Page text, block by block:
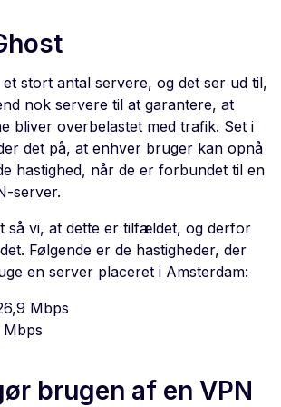
stort antal servere, og det ser ud til,
nok servere til at garantere, at
bliver overbelastet med trafik. Set i
det på, at enhver bruger kan opnå
hastighed, når de er forbundet til en
server.
så vi, at dette er tilfældet, og derfor
Følgende er de hastigheder, der
en server placeret i Amsterdam:
Mbps
Mbps
brugen af en VPN